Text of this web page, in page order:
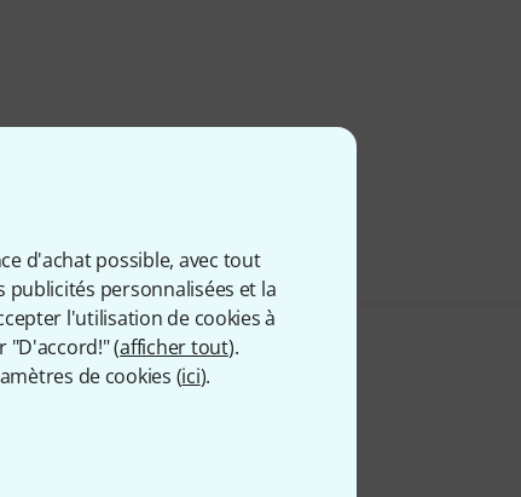
d'achat possible, avec tout
publicités personnalisées et la
l'utilisation de cookies à
"D'accord!" (afficher tout).
de cookies (ici).